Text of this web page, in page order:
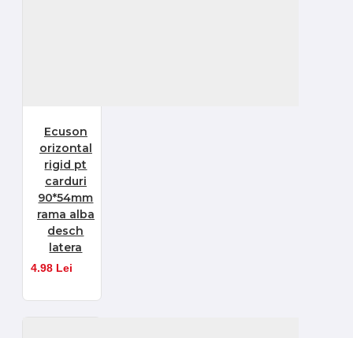
Ecuson
orizontal
rigid pt
carduri
90*54mm
rama alba
desch
latera
4.98 Lei